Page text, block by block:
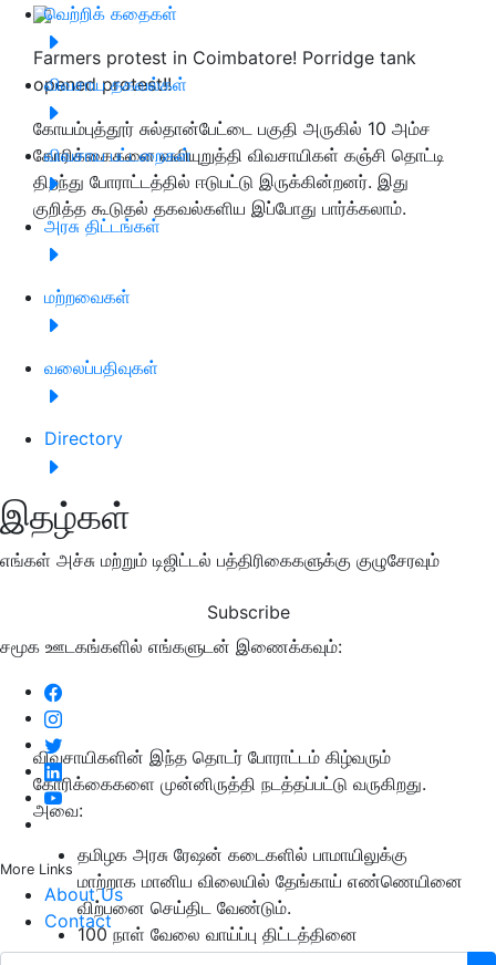
வெற்றிக் கதைகள்
விவசாய தகவல்கள்
விவசாய பட்டறைகள்
அரசு திட்டங்கள்
மற்றவைகள்
வலைப்பதிவுகள்
Directory
இதழ்கள்
எங்கள் அச்சு மற்றும் டிஜிட்டல் பத்திரிகைகளுக்கு குழுசேரவும்
Subscribe
சமூக ஊடகங்களில் எங்களுடன் இணைக்கவும்:
More Links
About Us
Contact
Farmers protest in Coimbatore! Porridge tank
opened protest!!
கோயம்புத்தூர் சுல்தான்பேட்டை பகுதி அருகில் 10 அம்ச
கோரிக்கைகளை வலியுறுத்தி விவசாயிகள் கஞ்சி தொட்டி
திறந்து போராட்டத்தில் ஈடுபட்டு இருக்கின்றனர். இது
குறித்த கூடுதல் தகவல்களிய இப்போது பார்க்கலாம்.
விவசாயிகளின் இந்த தொடர் போராட்டம் கிழ்வரும்
கோரிக்கைகளை முன்னிருத்தி நடத்தப்பட்டு வருகிறது.
அவை:
தமிழக அரசு ரேஷன் கடைகளில் பாமாயிலுக்கு
மாற்றாக மானிய விலையில் தேங்காய் எண்ணெயினை
விற்பனை செய்திட வேண்டும்.
100 நாள் வேலை வாய்ப்பு திட்டத்தினை
விவசாயத்திற்கு அமல்படுத்தி விவசாயத்தினை